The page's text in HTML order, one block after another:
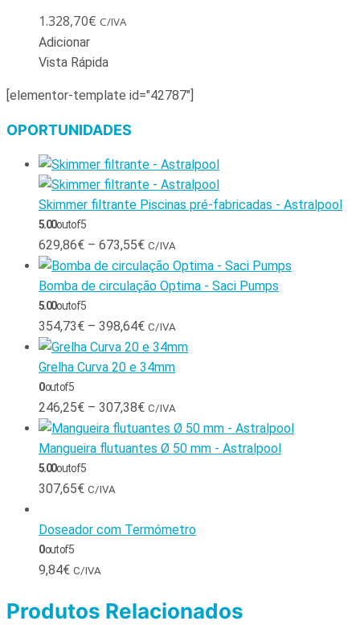
1.328,70€ C/IVA
Adicionar
Vista Rápida
[elementor-template id="42787"]
OPORTUNIDADES
Skimmer filtrante Piscinas pré-fabricadas - Astralpool
5.00out of 5
629,86€ – 673,55€ C/IVA
Bomba de circulação Optima - Saci Pumps
5.00out of 5
354,73€ – 398,64€ C/IVA
Grelha Curva 20 e 34mm
0out of 5
246,25€ – 307,38€ C/IVA
Mangueira flutuantes Ø 50 mm - Astralpool
5.00out of 5
307,65€ C/IVA
Doseador com Termómetro
0out of 5
9,84€ C/IVA
Produtos Relacionados